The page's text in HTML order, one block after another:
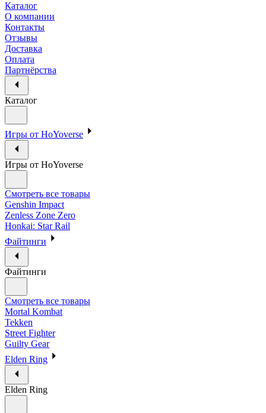
Каталог
О компании
Контакты
Отзывы
Доставка
Оплата
Партнёрства
Каталог
Игры от HoYoverse
Игры от HoYoverse
Смотреть все товары
Genshin Impact
Zenless Zone Zero
Honkai: Star Rail
Файтинги
Файтинги
Смотреть все товары
Mortal Kombat
Tekken
Street Fighter
Guilty Gear
Elden Ring
Elden Ring